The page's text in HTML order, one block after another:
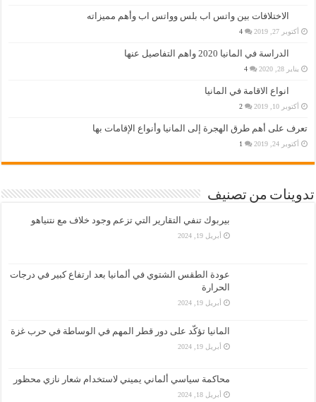
الاختلافات بين واتس اب بلس وواتس اب وأهم مميزاته
أكتوبر 27, 2019 4
الدراسة في المانيا 2020 واهم التفاصيل عنها
يناير 28, 2020 4
انواع الاقامة في المانيا
أكتوبر 10, 2019 2
تعرف على أهم طرق الهجرة إلى المانيا وأنواع الإقامات بها
أكتوبر 24, 2019 1
تدوينات من تصنيف
بيربوك تنفي التقارير التي تزعم وجود خلاف مع نتنياهو
أبريل 19, 2024
عودة الطقس الشتوي في ألمانيا بعد ارتفاع كبير في درجات
الحرارة
أبريل 19, 2024
المانيا تؤكّد على دور قطر المهم في الوساطة في حرب غزة
أبريل 19, 2024
محاكمة سياسي ألماني يميني لاستخدام شعار نازي محظور
أبريل 18, 2024